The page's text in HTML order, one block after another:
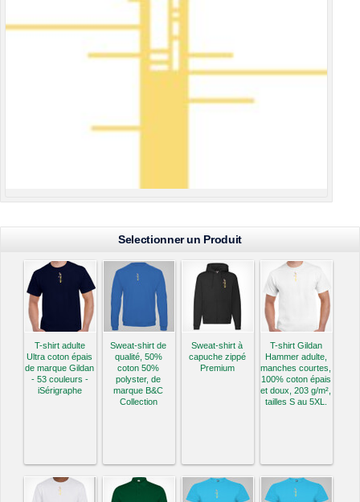
Selectionner un Produit
T-shirt adulte
Ultra coton épais
de marque Gildan
- 53 couleurs -
iSérigraphe
Sweat-shirt de
qualité, 50%
coton 50%
polyster, de
marque B&C
Collection
Sweat-shirt à
capuche zippé
Premium
T-shirt Gildan
Hammer adulte,
manches courtes,
100% coton épais
et doux, 203 g/m²,
tailles S au 5XL.